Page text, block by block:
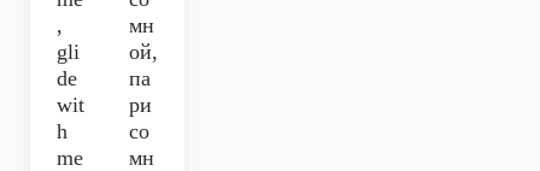
,
gli
de
wit
h
me
мн
ой,
па
ри
со
мн